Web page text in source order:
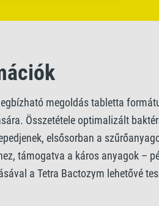
megoldás tabletta
Összetétele optimalizált
elsősorban a
támogatva a káros anyagok
a Tetra Bactozym lehetővé
hatékony lebontását,